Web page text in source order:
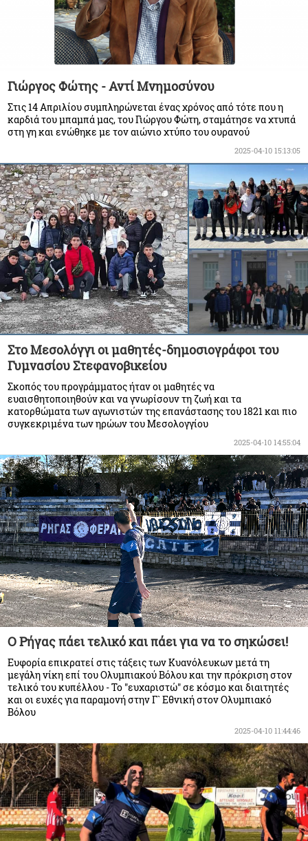
Γιώργος Φώτης - Αντί Μνημοσύνου
Στις 14 Απριλίου συμπληρώνεται ένας χρόνος από τότε που η
καρδιά του μπαμπά μας, του Γιώργου Φώτη, σταμάτησε να χτυπά
στη γη και ενώθηκε με τον αιώνιο χτύπο του ουρανού
2025-04-10 15:13:05
Στο Μεσολόγγι οι μαθητές-δημοσιογράφοι του
Γυμνασίου Στεφανοβικείου
Σκοπός του προγράμματος ήταν οι μαθητές να
ευαισθητοποιηθούν και να γνωρίσουν τη ζωή και τα
κατορθώματα των αγωνιστών της επανάστασης του 1821 και πιο
συγκεκριμένα των ηρώων του Μεσολογγίου
2025-04-10 14:55:04
Ο Ρήγας πάει τελικό και πάει για να το σηκώσει!
Ευφορία επικρατεί στις τάξεις των Κυανόλευκων μετά τη
μεγάλη νίκη επί του Ολυμπιακού Βόλου και την πρόκριση στον
τελικό του κυπέλλου - Το "ευχαριστώ" σε κόσμο και διαιτητές
και οι ευχές για παραμονή στην Γ` Εθνική στον Ολυμπιακό
Βόλου
2025-04-10 11:44:46